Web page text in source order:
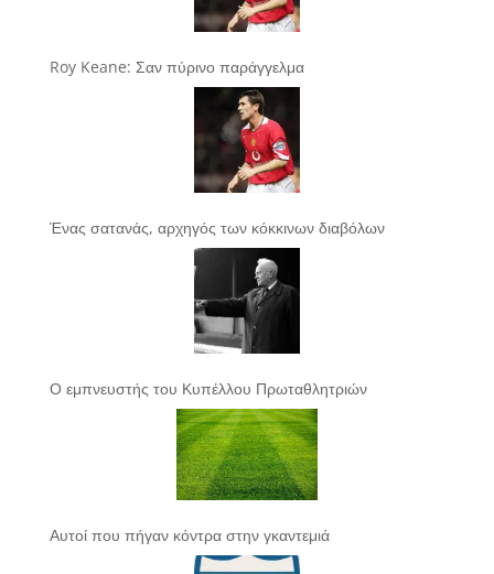
Roy Keane: Σαν πύρινο παράγγελμα
Ένας σατανάς, αρχηγός των κόκκινων διαβόλων
Ο εμπνευστής του Κυπέλλου Πρωταθλητριών
Αυτοί που πήγαν κόντρα στην γκαντεμιά